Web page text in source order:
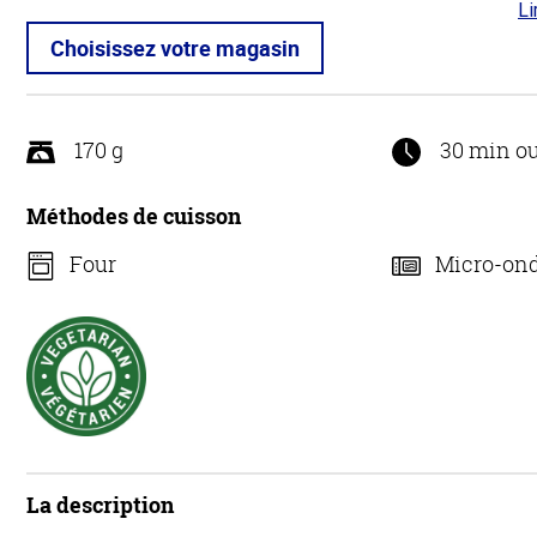
Choisissez votre magasin
170 g 30 min
Méthodes de cuisson
Four
Micro-
La description